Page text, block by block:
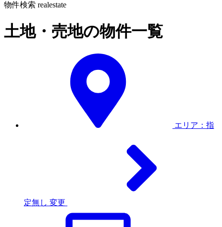
物件検索 realestate
土地・売地の物件一覧
エリア：指
定無し 変更